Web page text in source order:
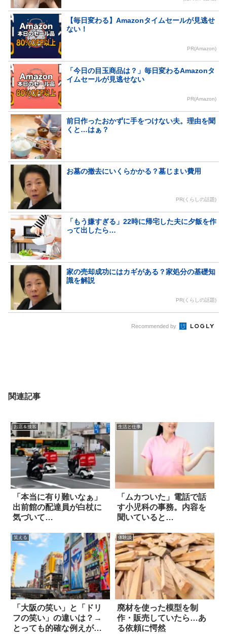
【毎日変わる】Amazonタイムセールが見逃せ
ない！
PR(Amazon)
「今日の目玉商品は？」毎日変わるAmazonタ
イムセールが見逃せない
PR(Amazon)
前日作ったおかずに手をつけない夫。理由を聞
くと…はぁ？
お墓の撤去にいくらかかる？墓じまい費用
PR(くらしの話題)
「もう嫌すぎる」22時に帰宅した夫に夕飯を作
って出したら…
家の売却成功にはカギがある？家処分の基礎知
識を解説
PR(くらしの話題)
Recommended by
関連記事
お店＆接客
「本当に有り難いなぁ」
出前館の配達員が白杖に
気づいて…
生活と仕事
「ムカついた」電話で話
す小児科の事務。内容を
聞いていると…
笑える
「大阪の笑い」と「ドリ
フの笑い」の違いは？→
とっても的確な例えが話
体験談
廃材を使った模型を制
作・販売していたら…あ
る依頼に愕然